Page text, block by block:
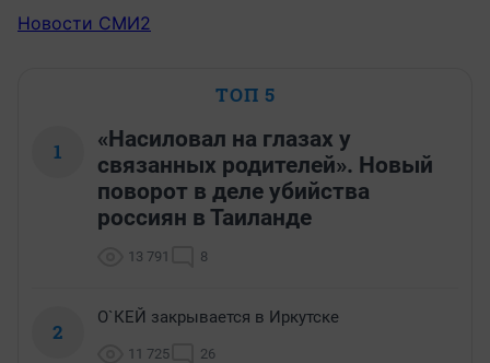
Новости СМИ2
ТОП 5
1
«Насиловал на глазах у
связанных родителей». Новый
поворот в деле убийства
россиян в Таиланде
13 791 8
2
О`КЕЙ закрывается в Иркутске
11 725 26